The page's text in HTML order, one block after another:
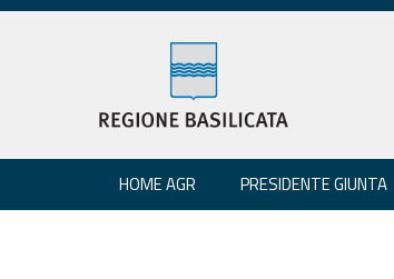
HOME AGR PRESIDENTE GIUNTA